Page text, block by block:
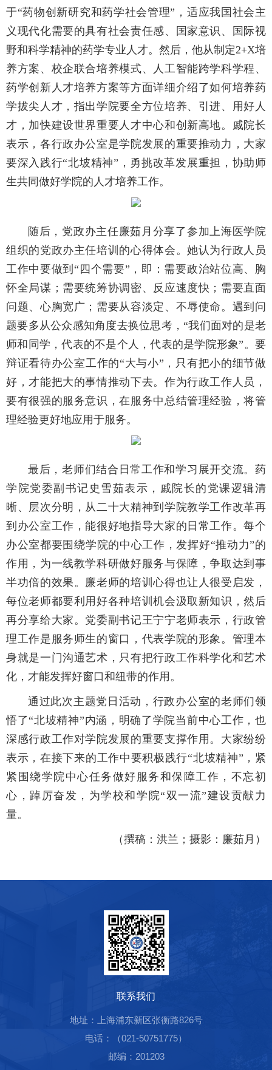
于“药物创新研究和药学社会管理”，适应我国社会主
义现代化需要的具有社会责任感、国家意识、国际视
野和科学精神的药学专业人才。然后，他从制定2+X培
养方案、校企联合培养模式、人工智能跨学科学程、
药学创新人才培养方案等方面详细介绍了如何培养药
学拔尖人才，指出学院要全方位培养、引进、用好人
才，加快建设世界重要人才中心和创新高地。戚院长
表示，各行政办公室是学院发展的重要推动力，大家
要深入践行“北坡精神”，勇挑改革发展重担，协助师
生共同做好学院的人才培养工作。
随后，党政办主任廉茹月分享了参加上海医学院
组织的党政办主任培训的心得体会。她认为行政人员
工作中要做到“四个需要”，即：需要政治站位高、胸
怀全局谋；需要统筹协调密、反应速度快；需要直面
问题、心胸宽广；需要从容淡定、不辱使命。遇到问
题要多从公众感知角度去换位思考，“我们面对的是老
师和同学，代表的不是个人，代表的是学院形象”。要
辩证看待办公室工作的“大与小”，只有把小的细节做
好，才能把大的事情推动下去。作为行政工作人员，
要有很强的服务意识，在服务中总结管理经验，将管
理经验更好地应用于服务。
最后，老师们结合日常工作和学习展开交流。药
学院党委副书记史雪茹表示，戚院长的党课逻辑清
晰、层次分明，从二十大精神到学院教学工作改革再
到办公室工作，能很好地指导大家的日常工作。每个
办公室都要围绕学院的中心工作，发挥好“推动力”的
作用，为一线教学科研做好服务与保障，争取达到事
半功倍的效果。廉老师的培训心得也让人很受启发，
每位老师都要利用好各种培训机会汲取新知识，然后
再分享给大家。党委副书记王宁宁老师表示，行政管
理工作是服务师生的窗口，代表学院的形象。管理本
身就是一门沟通艺术，只有把行政工作科学化和艺术
化，才能发挥好窗口和纽带的作用。
通过此次主题党日活动，行政办公室的老师们领
悟了“北坡精神”内涵，明确了学院当前中心工作，也
深感行政工作对学院发展的重要支撑作用。大家纷纷
表示，在接下来的工作中要积极践行“北坡精神”，紧
紧围绕学院中心任务做好服务和保障工作，不忘初
心，踔厉奋发，为学校和学院“双一流”建设贡献力
量。
（撰稿：洪兰；摄影：廉茹月）
联系我们
地址：上海浦东新区张衡路826号
电话：（021-50751775）
邮编：201203